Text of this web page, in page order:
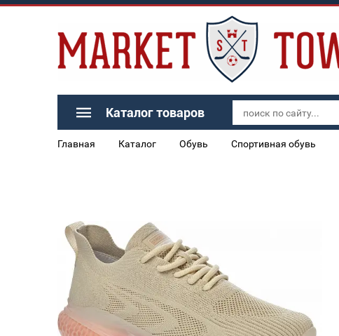
Каталог товаров
Главная Каталог Обувь Спортивная обувь